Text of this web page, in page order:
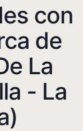
con
de
La
- La